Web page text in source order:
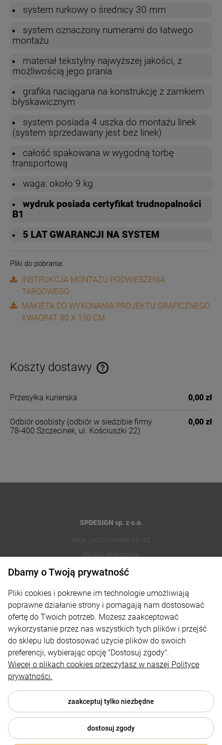
system rurkowy o średnicy 30 mm
system oznaczony numerami do łatwego
montażu
materiał tekstylny najwyższej jakości, z
możliwością jego prania
grafika naciągana na konstrukcję z zamkiem
błyskawicznym
system posiada 4 uszka do montażu linek
(system sprzedawany jest bez linek)
całość spakowana w wygodną torbę
transportową
waga: około 9 kg
wydruk posiada certyfikat trudnopalności
B1
5 LAT GWARANCJI NA SYSTEM
Pliki do pobrania:
INSTRUKCJA MONTAŻU PODWIESZENIA
TARGOWEGO
MAKIETA DO WYKONANIA PROJEKTU GRAFICZNEGO
KWADRAT 80 X 150 CM
Koszty dostawy
Cena nie zawiera ewentualnych kosztów płatności
Przesyłka kurierska 0,00 zł
Odbiór osobisty (odbiór w siedzibie firmy
78-400 Szczecinek, ul. Kościuszki 22)
0,00 zł
SPDESIGN sp. z o.o.
Aleje Jerozolimskie 89/43
02-001 Warszawa
sklep@reklamydrukarnia.pl
Moje konto
Płatności i dostawa
Informacje
© 2026 reklamydrukarnia.pl . Wszelkie prawa zastrzeżone.
Dbamy o Twoją prywatność
Pliki cookies i pokrewne im technologie umożliwiają
poprawne działanie strony i pomagają nam dostosować
ofertę do Twoich potrzeb. Możesz zaakceptować
wykorzystanie przez nas wszystkich tych plików i przejść
do sklepu lub dostosować użycie plików do swoich
preferencji, wybierając opcję "Dostosuj zgody".
Więcej o plikach cookies przeczytasz w naszej Polityce
prywatności.
zaakceptuj tylko niezbędne
dostosuj zgody